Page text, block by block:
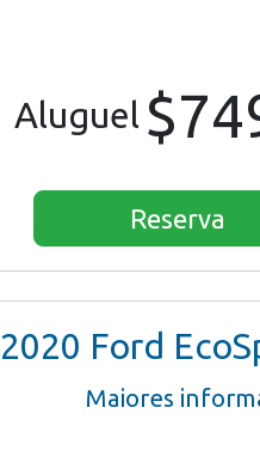
Aluguel
Reserva
2020 Ford
Maiores